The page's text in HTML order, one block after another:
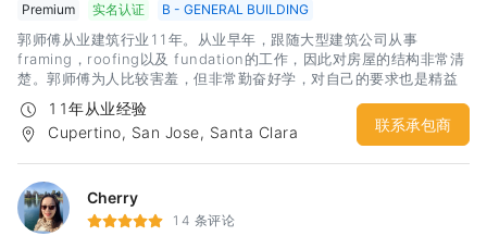
Premium
实名认证 B - GENERAL BUILDING
郭师傅从业建筑行业11年。从业早年，跟随大型建筑公司从事
framing，roofing以及 fundation的工作，因此对房屋的结构非常清
楚。郭师傅为人比较害羞，但非常勤奋好学，对自己的要求也是精益
求精，同时做工非常认真可靠。尤其是数年在大公司锻炼的经历，让
郭师傅可以独立完成
11年从业经验
Cupertino, San Jose, Santa Clara
联系承包商
Cherry
14 条评论